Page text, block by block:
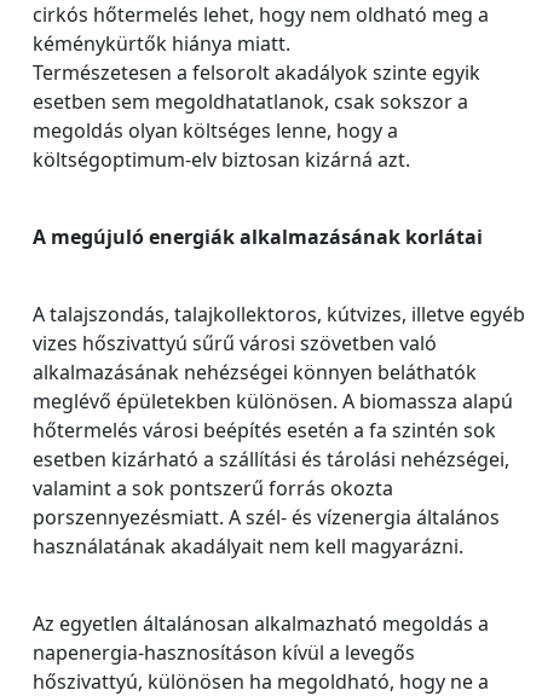
cirkós hőtermelés lehet, hogy nem oldható meg a
kéménykürtők hiánya miatt.
Természetesen a felsorolt akadályok szinte egyik
esetben sem megoldhatatlanok, csak sokszor a
megoldás olyan költséges lenne, hogy a
költségoptimum-elv biztosan kizárná azt.
A megújuló energiák alkalmazásának korlátai
A talajszondás, talajkollektoros, kútvizes, illetve egyéb
vizes hőszivattyú sűrű városi szövetben való
alkalmazásának nehézségei könnyen beláthatók
meglévő épületekben különösen. A biomassza alapú
hőtermelés városi beépítés esetén a fa szintén sok
esetben kizárható a szállítási és tárolási nehézségei,
valamint a sok pontszerű forrás okozta
porszennyezésmiatt. A szél- és vízenergia általános
használatának akadályait nem kell magyarázni.
Az egyetlen általánosan alkalmazható megoldás a
napenergia-hasznosításon kívül a levegős
hőszivattyú, különösen ha megoldható, hogy ne a